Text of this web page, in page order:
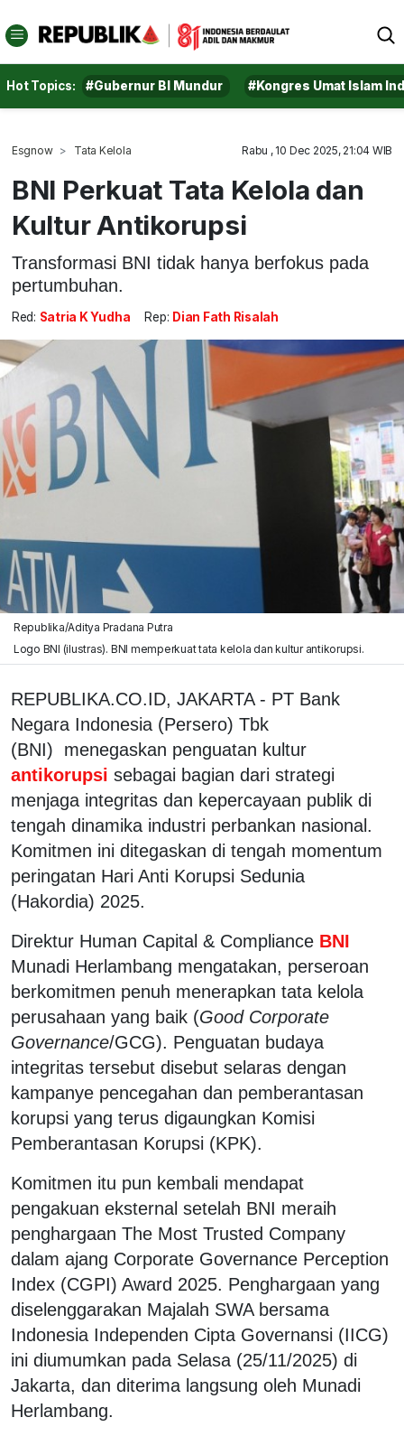
Hot Topics: #Gubernur BI Mundur #Kongres Umat Islam
Esgnow Tata Kelola Rabu , 10 Dec 2025, 21:04 WIB
BNI Perkuat Tata Kelola dan
Kultur Antikorupsi
Transformasi BNI tidak hanya berfokus pada
pertumbuhan.
Red: Satria K Yudha Rep: Dian Fath Risalah
Republika/Aditya Pradana Putra
Logo BNI (ilustras). BNI memperkuat tata kelola dan kultur antikorupsi.
REPUBLIKA.CO.ID, JAKARTA - PT Bank
Negara Indonesia (Persero) Tbk
(BNI) menegaskan penguatan kultur
antikorupsi sebagai bagian dari strategi
menjaga integritas dan kepercayaan publik di
tengah dinamika industri perbankan nasional.
Komitmen ini ditegaskan di tengah momentum
peringatan Hari Anti Korupsi Sedunia
(Hakordia) 2025.
Direktur Human Capital & Compliance BNI
Munadi Herlambang mengatakan, perseroan
berkomitmen penuh menerapkan tata kelola
perusahaan yang baik (Good Corporate
Governance/GCG). Penguatan budaya
integritas tersebut disebut selaras dengan
kampanye pencegahan dan pemberantasan
korupsi yang terus digaungkan Komisi
Pemberantasan Korupsi (KPK).
Komitmen itu pun kembali mendapat
pengakuan eksternal setelah BNI meraih
penghargaan The Most Trusted Company
dalam ajang Corporate Governance Perception
Index (CGPI) Award 2025. Penghargaan yang
diselenggarakan Majalah SWA bersama
Indonesia Independen Cipta Governansi (IICG)
ini diumumkan pada Selasa (25/11/2025) di
Jakarta, dan diterima langsung oleh Munadi
Herlambang.